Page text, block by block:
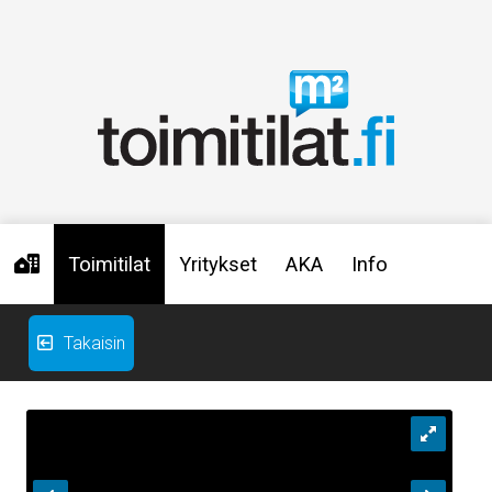
Toimitilat Yritykset AKA Info
Takaisin